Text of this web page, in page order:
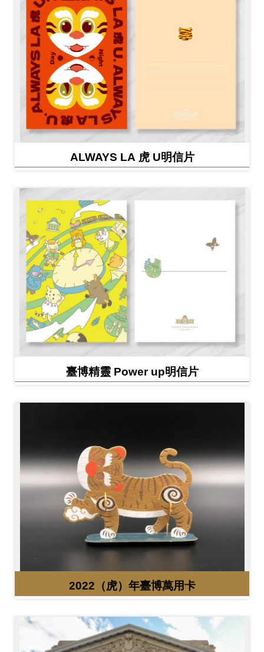
ALWAYS LA 虎 U明信片
臺博精靈 Power up明信片
2022（虎）年臺博萬用卡